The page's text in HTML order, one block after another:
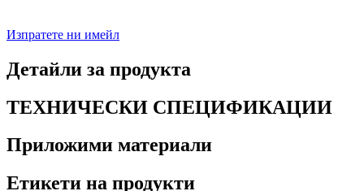
Изпратете ни имейл
Детайли за продукта
ТЕХНИЧЕСКИ СПЕЦИФИКАЦИИ
Приложими материали
Етикети на продукти